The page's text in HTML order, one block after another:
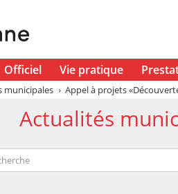
Officiel Vie pratique
municipales Appel à projets
Actualités